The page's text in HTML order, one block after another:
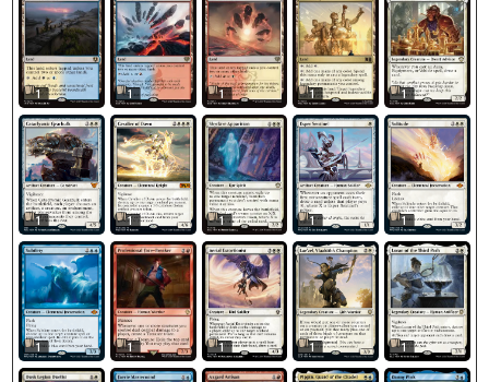
1 1 1 1 1
1 1 1 1 1
1 1 1 1 1